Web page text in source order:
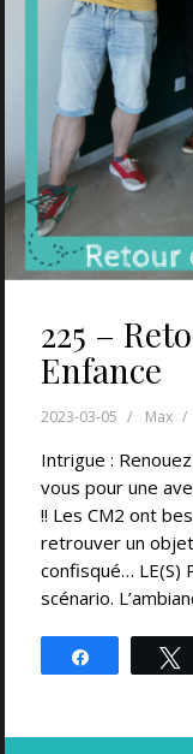
225 –
Enfance
2023-03-05 Max
Intrigue :
vous pour une
!! Les CM2 ont
retrouver un
confisqué… LE(S)
scénario.
Partagez